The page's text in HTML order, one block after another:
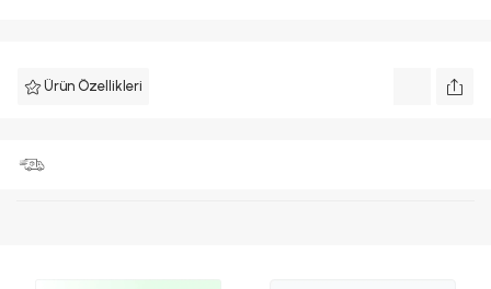
Ürün Özellikleri